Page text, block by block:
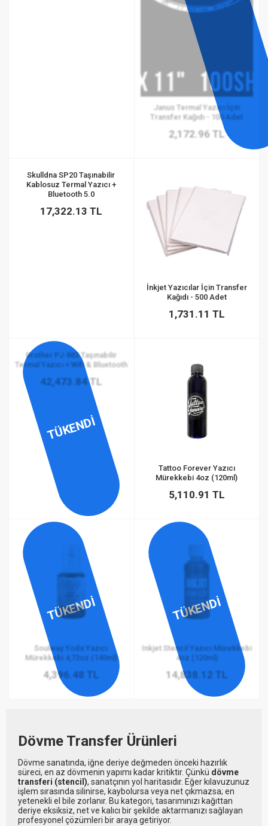
Janus Termal Yazıcı İçin
Transfer Kağıdı - 100 Adet
2,172.96 TL
Skulldna SP20 Taşınabilir
Kablosuz Termal Yazıcı +
Bluetooth 5.0
17,322.13 TL
İnkjet Yazıcılar İçin Transfer
Kağıdı - 500 Adet
1,731.11 TL
TÜKENDİ
Brother PJ-883 Taşınabilir
Termal Yazıcı + Wifi & Bluetooth
42,473.84 TL
Tattoo Forever Yazıcı
Mürekkebi 4oz (120ml)
5,110.91 TL
TÜKENDİ
Soulway Yoda Yazıcı
Mürekkebi 4,73oz (140ml)
4,396.48 TL
TÜKENDİ
Inkjet Stencil Yazıcı Mürekkebi
4oz (120ml)
14,838.12 TL
Dövme Transfer Ürünleri
Dövme sanatında, iğne deriye değmeden önceki hazırlık
süreci, en az dövmenin yapımı kadar kritiktir. Çünkü dövme
transferi (stencil), sanatçının yol haritasıdır. Eğer kılavuzunuz
işlem sırasında silinirse, kaybolursa veya net çıkmazsa; en
yetenekli el bile zorlanır. Bu kategori, tasarımınızı kağıttan
deriye eksiksiz, net ve kalıcı bir şekilde aktarmanızı sağlayan
profesyonel çözümleri bir araya getiriyor.